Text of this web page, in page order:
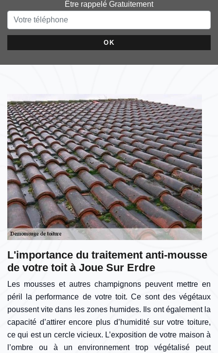
Être rappelé Gratuitement
L'importance du traitement anti-mousse
de votre toit à Joue Sur Erdre
Les mousses et autres champignons peuvent mettre en
péril la performance de votre toit. Ce sont des végétaux
poussent vite dans les zones humides. Ils ont également la
capacité d’attirer encore plus d’humidité sur votre toiture,
ce qui est un cercle vicieux. L’exposition de votre maison à
l’ombre ou à un environnement trop végétalisé peut